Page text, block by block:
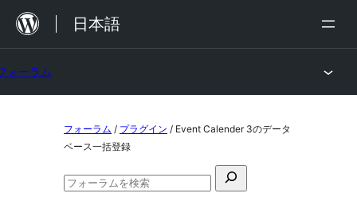
日本語
ォーラム
フォーラム / プラグイン / Event Calender 3のデータ
ベース一括登録
検
フ